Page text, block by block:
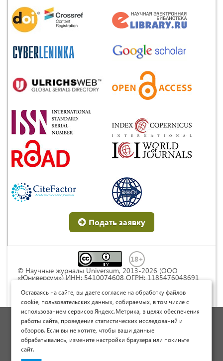
Подать заявку
© Научные журналы Universum, 2013-2026 (ООО
«Юниверсум») ИНН: 5410074608 ОГРН: 1185476048691
Commons « Attribution» («Атрибуция») 4.0
Непортированная
Политика обработки персональных данных
Договор оферты
Опубликовать научную статью
Оставаясь на сайте, вы даете согласие на обработку файлов
cookie, пользовательских данных, собираемых, в том числе с
использованием сервисов Яндекс.Метрика, в целях обеспечения
работы сайта, проведения статистических исследований и
обзоров. Если вы не хотите, чтобы ваши данные
обрабатывались, измените настройки браузера или покиньте
сайт.